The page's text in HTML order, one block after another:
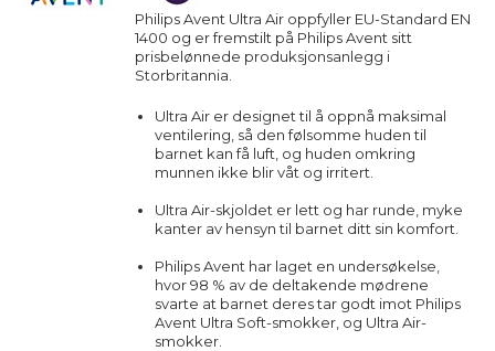
Philips Avent Ultra Air oppfyller EU-Standard EN
1400 og er fremstilt på Philips Avent sitt
prisbelønnede produksjonsanlegg i
Storbritannia.
Ultra Air er designet til å oppnå maksimal
ventilering, så den følsomme huden til
barnet kan få luft, og huden omkring
munnen ikke blir våt og irritert.
Ultra Air-skjoldet er lett og har runde, myke
kanter av hensyn til barnet ditt sin komfort.
Philips Avent har laget en undersøkelse,
hvor 98 % av de deltakende mødrene
svarte at barnet deres tar godt imot Philips
Avent Ultra Soft-smokker, og Ultra Air-
smokker.